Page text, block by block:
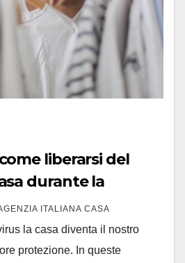
liberarsi del
durante la
ITALIANA CASA
la casa diventa il nostro
protezione. In queste